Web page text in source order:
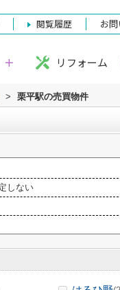
閲覧履歴 お
リフォーム
> 栗平駅の売買物件
しない